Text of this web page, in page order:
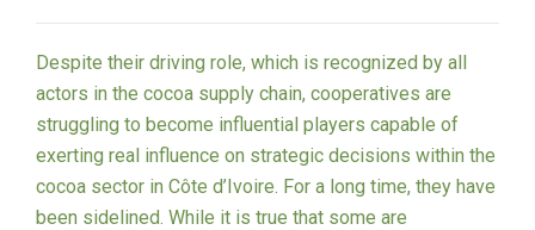
Despite their driving role, which is recognized by all
actors in the cocoa supply chain, cooperatives are
struggling to become influential players capable of
exerting real influence on strategic decisions within the
cocoa sector in Côte d’Ivoire. For a long time, they have
been sidelined. While it is true that some are